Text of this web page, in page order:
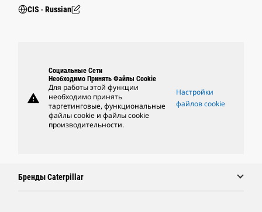
CIS ‧ Russian
warning
Социальные Сети
Необходимо Принять Файлы Cookie
Для работы этой функции
необходимо принять
таргетинговые, функциональные
файлы cookie и файлы cookie
производительности.
Настройки
файлов cookie
Бренды Caterpillar